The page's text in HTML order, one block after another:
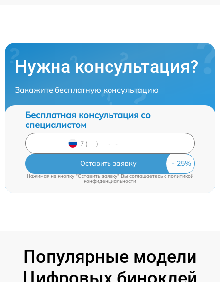
Нужна консультация?
Закажите бесплатную консультацию
Бесплатная консультация со
специалистом
Оставить заявку
Нажимая на кнопку "Оставить заявку" Вы соглашаетесь cполитикой
конфиденциальности
Популярные модели